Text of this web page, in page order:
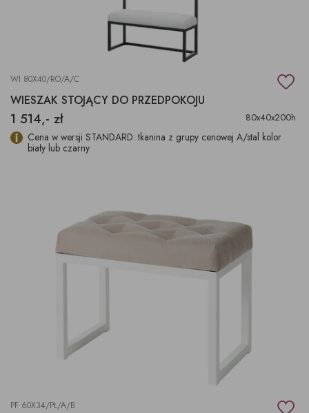
WI 80X40/RO/A/C
WIESZAK STOJĄCY DO PRZEDPOKOJU
1 514,- zł 80x40x200h
Cena w wersji STANDARD: tkanina z grupy cenowej A/stal kolor
biały lub czarny
PF 60X34/PŁ/A/B